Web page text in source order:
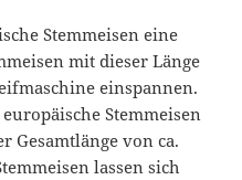
Stemmeisen eine
mit dieser Länge
einspannen.
Stemmeisen
von ca.
lassen sich